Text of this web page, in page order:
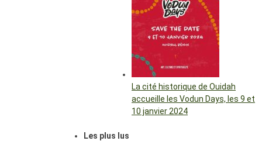
La cité historique de Ouidah
accueille les Vodun Days, les 9 et
10 janvier 2024
Les plus lus